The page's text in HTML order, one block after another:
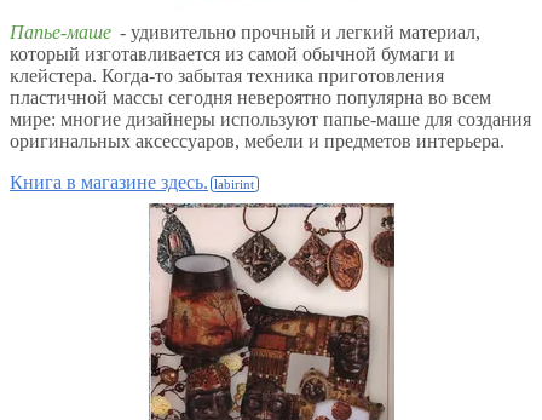
Папье-маше - удивительно прочный и легкий материал,
который изготавливается из самой обычной бумаги и
клейстера. Когда-то забытая техника приготовления
пластичной массы сегодня невероятно популярна во всем
мире: многие дизайнеры используют папье-маше для создания
оригинальных аксессуаров, мебели и предметов интерьера.
Книга в магазине здесь.